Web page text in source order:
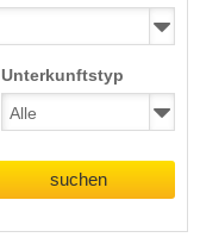
Unterkunftstyp
suchen